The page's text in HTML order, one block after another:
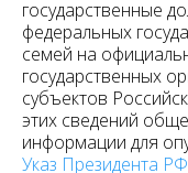
государственные
федеральных
семей на
государственных
субъектов
этих сведений
информации для
Указ Президента